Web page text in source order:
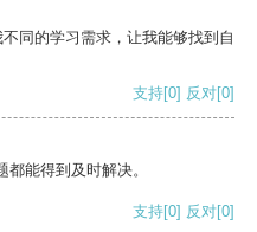
同的学习需求，让我能够找到自
支持[0] 反对[0]
能得到及时解决。
支持[0] 反对[0]